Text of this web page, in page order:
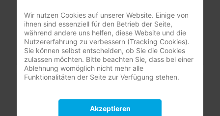
Passwort vergessen?
Benutzername vergessen?
Leistungsrechner
Pflegeversicherung
Wir nutzen Cookies auf unserer Website. Einige von
ihnen sind essenziell für den Betrieb der Seite,
während andere uns helfen, diese Website und die
Nutzererfahrung zu verbessern (Tracking Cookies).
Sie können selbst entscheiden, ob Sie die Cookies
zulassen möchten. Bitte beachten Sie, dass bei einer
Ablehnung womöglich nicht mehr alle
Funktionalitäten der Seite zur Verfügung stehen.
Akzeptieren